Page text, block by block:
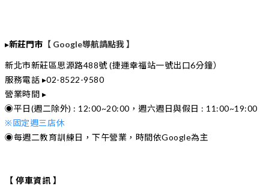
▸新莊門市 【 Google導航請點我 】
新北市新莊區思源路488號 (捷運幸福站一號出口6分鐘）
服務電話 ▸02-8522-9580
營業時間 ▸
◉平日(週二除外) : 12:00~20:00，週六週日與假日 : 11:00~19:00
※固定週三店休
◉每週二教育訓練日，下午營業，時間依Google為主
【 停車資訊 】